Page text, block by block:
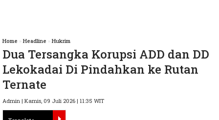
Home » Headline » Hukrim
Dua Tersangka Korupsi ADD dan DD
Lekokadai Di Pindahkan ke Rutan
Ternate
Admin | Kamis, 09 Juli 2026 | 11:35 WIT